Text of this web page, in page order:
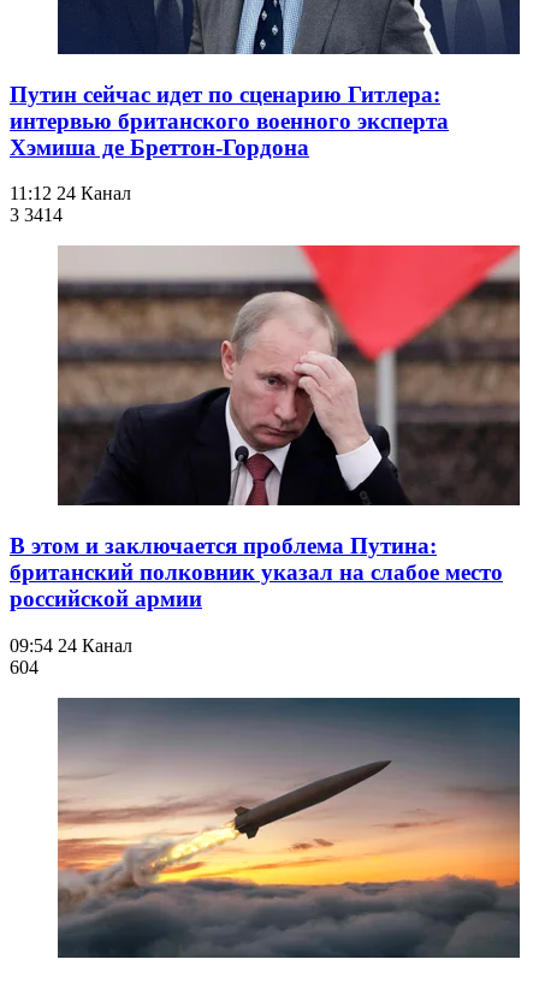
Путин сейчас идет по сценарию Гитлера:
интервью британского военного эксперта
Хэмиша де Бреттон-Гордона
11:12 24 Канал
3 3414
В этом и заключается проблема Путина:
британский полковник указал на слабое место
российской армии
09:54 24 Канал
604